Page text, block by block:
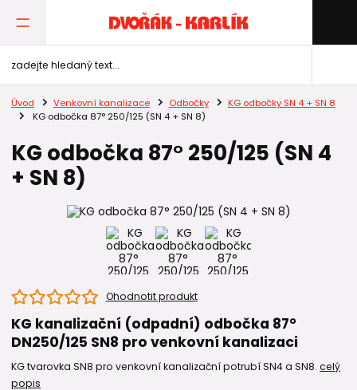
Úvod Venkovní kanalizace Odbočky
KG odbočky SN 4 + SN 8
KG odbočka 87° 250/125 (SN 4 + SN 8)
KG odbočka 87° 250/125 (SN 4
+ SN 8)
Ohodnotit produkt
KG kanalizační (odpadní) odbočka 87°
DN250/125 SN8 pro venkovní kanalizaci
KG tvarovka SN8 pro venkovní kanalizační potrubí SN4 a SN8. celý
popis